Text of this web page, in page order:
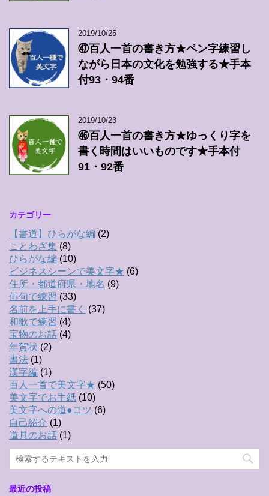
2019/10/25
㊼百人一首の書き方★ペン字練習し
ながら日本の文化を勉強する★手本
付93・94番
2019/10/23
㊻百人一首の書き方★ゆっくり字を
書く時間はいいものです★手本付
91・92番
カテゴリー
【書道】ひらがな編 (2)
ことわざ集 (8)
ひらがな編 (10)
ビジネスシーンで美文字★ (6)
住所・都道府県・地名 (9)
俳句で練習 (33)
名前を上手に書く
(37)
和歌で練習 (4)
宝物のお話 (4)
年賀状 (2)
書法 (1)
漢字編 (1)
百人一首で美文字★ (50)
美文字でお手紙 (10)
美文字への道●コツ (6)
自己紹介 (1)
道具のお話 (1)
最近の投稿